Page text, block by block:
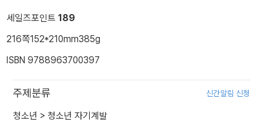
세일즈포인트 189
216쪽152*210mm385g
ISBN 9788963700397
주제분류 신간알림 신청
청소년 > 청소년 자기계발